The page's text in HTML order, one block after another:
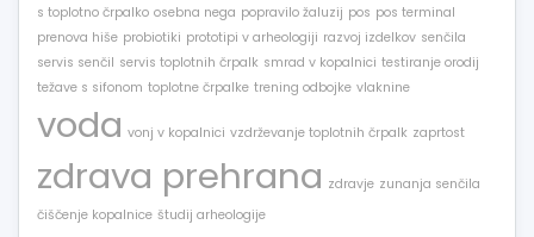
s toplotno črpalko osebna nega popravilo žaluzij pos pos terminal
prenova hiše probiotiki prototipi v arheologiji razvoj izdelkov senčila
servis senčil servis toplotnih črpalk smrad v kopalnici testiranje orodij
težave s sifonom toplotne črpalke trening odbojke vlaknine
voda vonj v kopalnici vzdrževanje toplotnih črpalk zaprtost
zdrava prehrana zdravje zunanja senčila
čiščenje kopalnice študij arheologije